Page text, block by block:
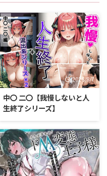
2026/8/7
中〇 二〇【我慢しないと人
生終了シリーズ】